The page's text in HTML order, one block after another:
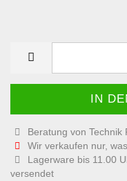
Beratung von Technik
Wir verkaufen nur,
Lagerware bis 11.00
versendet